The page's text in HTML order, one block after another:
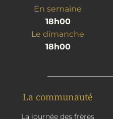
En semaine
18h00
Le dimanche
18h00
La communauté
La journée des frères